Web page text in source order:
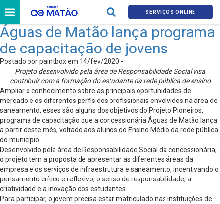
SERVIÇOS ONLINE
Águas de Matão lança programa
de capacitação de jovens
Postado por paintbox em 14/fev/2020 -
Projeto desenvolvido pela área de Responsabilidade Social visa
contribuir com a formação do estudante da rede pública de ensino
Ampliar o conhecimento sobre as principais oportunidades de
mercado e os diferentes perfis dos profissionais envolvidos na área de
saneamento, esses são alguns dos objetivos do Projeto Pioneiros,
programa de capacitação que a concessionária Águas de Matão lança
a partir deste mês, voltado aos alunos do Ensino Médio da rede pública
do município.
Desenvolvido pela área de Responsabilidade Social da concessionária,
o projeto tem a proposta de apresentar as diferentes áreas da
empresa e os serviços de infraestrutura e saneamento, incentivando o
pensamento crítico e reflexivo, o senso de responsabilidade, a
criatividade e a inovação dos estudantes.
Para participar, o jovem precisa estar matriculado nas instituições de